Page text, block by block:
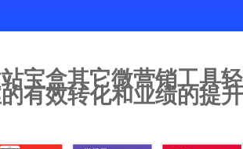
宝盒其它微营销工具轻
有效转化和业绩的提升